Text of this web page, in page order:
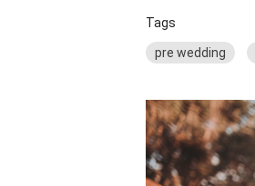
Tags
pre wedding